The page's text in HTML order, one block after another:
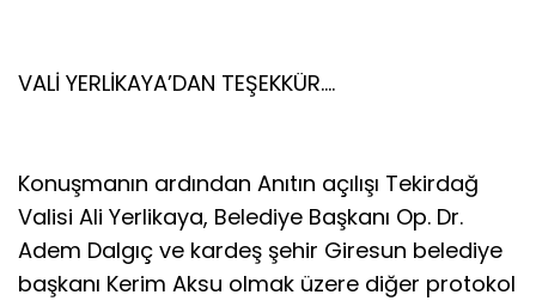
VALİ YERLİKAYA’DAN TEŞEKKÜR….
Konuşmanın ardından Anıtın açılışı Tekirdağ
Valisi Ali Yerlikaya, Belediye Başkanı Op. Dr.
Adem Dalgıç ve kardeş şehir Giresun belediye
başkanı Kerim Aksu olmak üzere diğer protokol